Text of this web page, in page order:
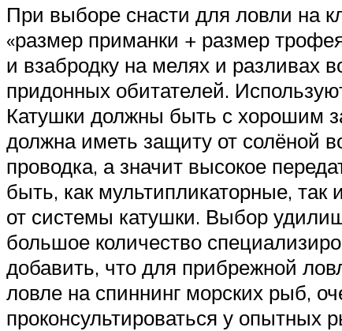
При выборе снасти для ловли на
«размер приманки + размер
и взабродку на мелях и разливах
придонных обитателей.
Катушки должны быть с хорошим
должна иметь защиту от солёной
проводка, а значит высокое
быть, как мультипликаторные,
от системы катушки. Выбор
большое количество
добавить, что для прибрежной
ловле на спиннинг морских рыб,
проконсультироваться у опытных